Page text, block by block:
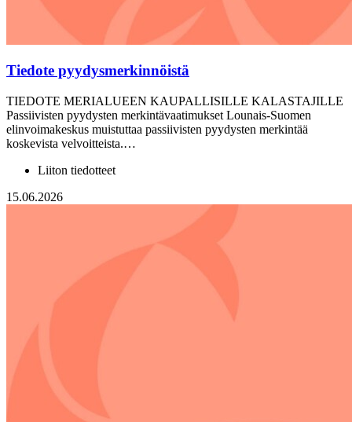
Tiedote pyydysmerkinnöistä
TIEDOTE MERIALUEEN KAUPALLISILLE KALASTAJILLE
Passiivisten pyydysten merkintävaatimukset Lounais-Suomen
elinvoimakeskus muistuttaa passiivisten pyydysten merkintää
koskevista velvoitteista.…
Liiton tiedotteet
15.06.2026